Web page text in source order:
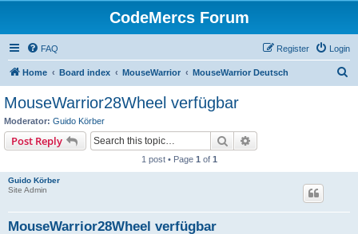
CodeMercs Forum
FAQ Login
Register
Home Board index MouseWarrior MouseWarrior Deutsch
MouseWarrior28Wheel verfügbar
Moderator: Guido Körber
Post Reply Search
1 post • Page 1 of 1
Guido Körber
Site Admin
MouseWarrior28Wheel verfügbar